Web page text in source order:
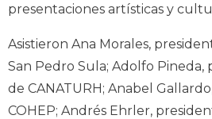
presentaciones artísticas y
Asistieron Ana Morales,
San Pedro Sula; Adolfo Pineda,
de CANATURH; Anabel
COHEP; Andrés Ehrler,